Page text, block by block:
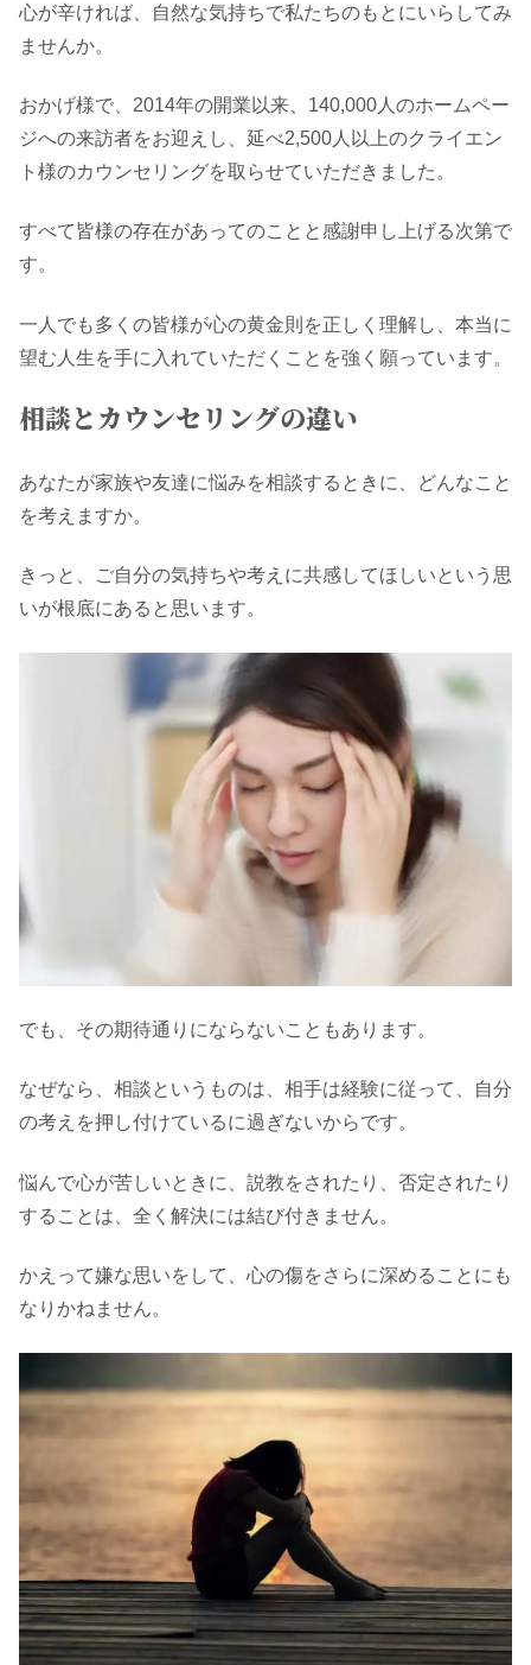
心が辛ければ、自然な気持ちで私たちのもとにいらしてみ
ませんか。
おかげ様で、2014年の開業以来、140,000人のホームペー
ジへの来訪者をお迎えし、延べ2,500人以上のクライエン
ト様のカウンセリングを取らせていただきました。
すべて皆様の存在があってのことと感謝申し上げる次第で
す。
一人でも多くの皆様が心の黄金則を正しく理解し、本当に
望む人生を手に入れていただくことを強く願っています。
相談とカウンセリングの違い
あなたが家族や友達に悩みを相談するときに、どんなこと
を考えますか。
きっと、ご自分の気持ちや考えに共感してほしいという思
いが根底にあると思います。
でも、その期待通りにならないこともあります。
なぜなら、相談というものは、相手は経験に従って、自分
の考えを押し付けているに過ぎないからです。
悩んで心が苦しいときに、説教をされたり、否定されたり
することは、全く解決には結び付きません。
かえって嫌な思いをして、心の傷をさらに深めることにも
なりかねません。